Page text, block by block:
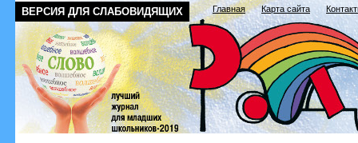
ВЕРСИЯ ДЛЯ СЛАБОВИДЯЩИХ Главная Карта сайта